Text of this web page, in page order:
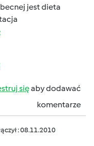
jest dieta
sięaby dodawać
komentarze
: 08.11.2010